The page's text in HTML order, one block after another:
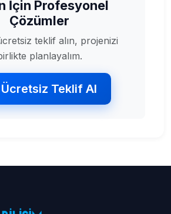
İçin Profesyonel
Çözümler
teklif alın, projenizi
planlayalım.
Ücretsiz Teklif Al